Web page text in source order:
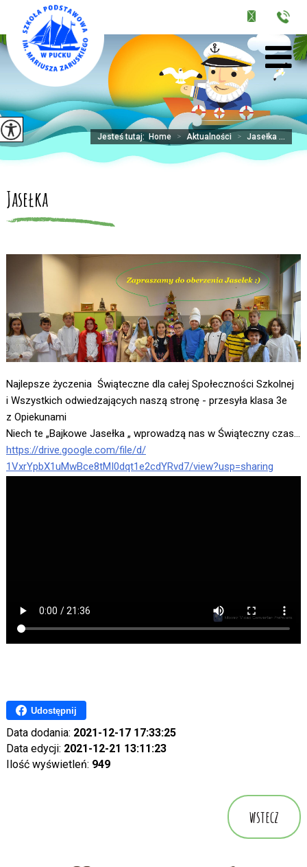
Jesteś tutaj: Home > Aktualności > Jasełka ...
Jasełka
Najlepsze życzenia Świąteczne dla całej Społeczności Szkolnej
i Wszystkich odwiedzających naszą stronę - przesyła klasa 3e
z Opiekunami
Niech te „Bajkowe Jasełka „ wprowadzą nas w Świąteczny czas…
https://drive.google.com/file/d/
1VxrYpbX1uMwBce8tMI0dqt1e2cdYRvd7/view?usp=sharing
Udostępnij
Data dodania: 2021-12-17 17:33:25
Data edycji: 2021-12-21 13:11:23
Ilość wyświetleń: 949
wstecz